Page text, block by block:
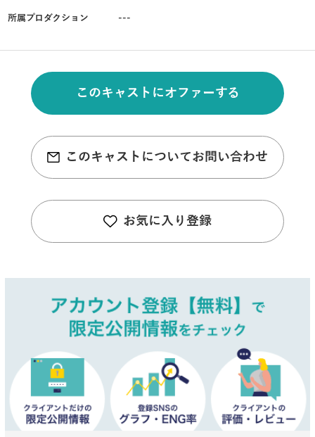
所属プロダクション ---
このキャストにオファーする
このキャストについてお問い合わせ
お気に入り登録